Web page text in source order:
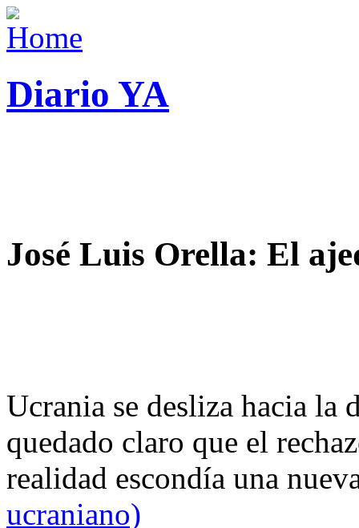
Diario YA
José Luis Orella: El
Ucrania se desliza hacia
quedado claro que el
realidad escondía una
ucraniano)